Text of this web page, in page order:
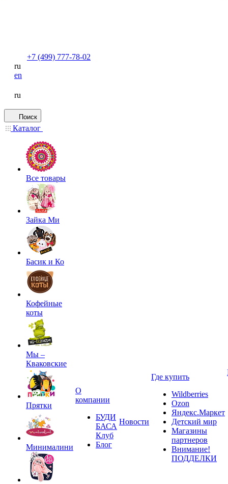
+7 (499) 777-78-02
ru
en
ru
Поиск
Каталог
Все товары
Зайка Ми
Басик и Ко
Кофейные
коты
Мы –
Кваковские
Прятки
Минималини
О
компании
БУДИ
БАСА
Клуб
Блог
Новости
Где купить
Wildberries
Ozon
Яндекс.Маркет
Детский мир
Магазины
партнеров
Внимание!
ПОДДЕЛКИ